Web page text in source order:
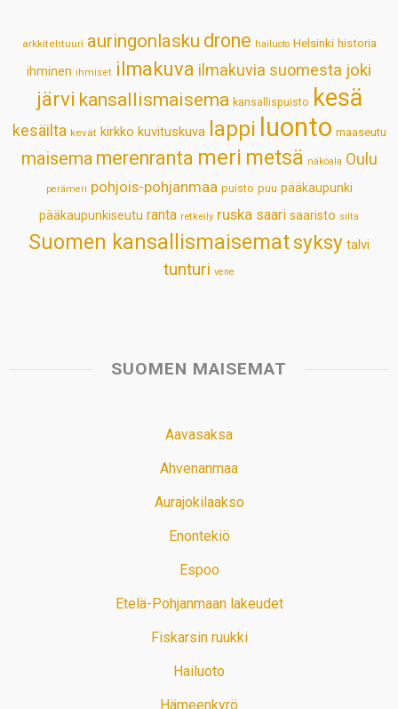
p
k
n
s
t
arkkitehtuuri auringonlasku drone hailuoto Helsinki historia
ihminen ihmiset ilmakuva ilmakuvia suomesta joki
järvi kansallismaisema kansallispuisto kesä
kesäilta kevät kirkko kuvituskuva lappi luonto maaseutu
maisema merenranta meri metsä näköala Oulu
perämeri pohjois-pohjanmaa puisto puu pääkaupunki
pääkaupunkiseutu ranta retkeily ruska saari saaristo silta
Suomen kansallismaisematsyksy talvi
tunturi vene
SUOMEN MAISEMAT
Aavasaksa
Ahvenanmaa
Aurajokilaakso
Enontekiö
Espoo
Etelä-Pohjanmaan lakeudet
Fiskarsin ruukki
Hailuoto
Hämeenkyrö